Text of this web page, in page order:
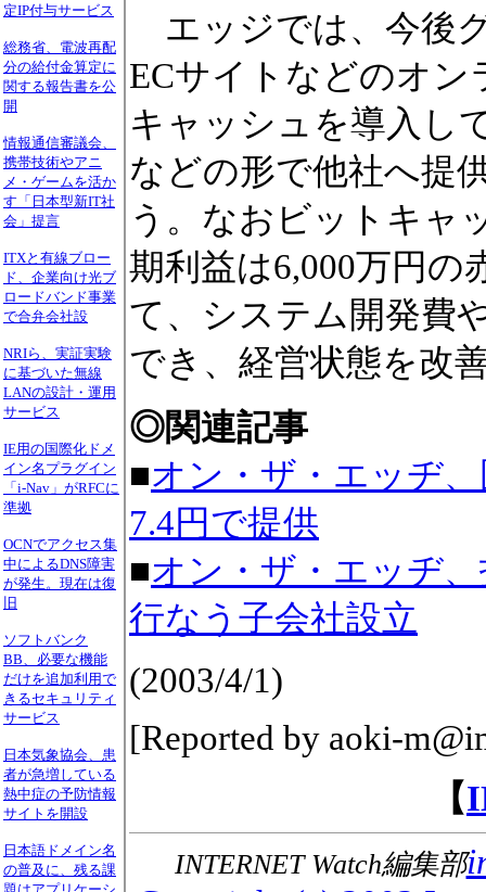
定IP付与サービス
総務省、電波再配
分の給付金算定に
関する報告書を公
開
情報通信審議会、
携帯技術やアニ
メ・ゲームを活か
す「日本型新IT社
会」提言
ITXと有線ブロー
ド、企業向け光ブ
ロードバンド事業
で合弁会社設
NRIら、実証実験
に基づいた無線
LANの設計・運用
サービス
IE用の国際化ドメ
イン名プラグイン
「i-Nav」がRFCに
準拠
OCNでアクセス集
中によるDNS障害
が発生。現在は復
旧
ソフトバンク
BB、必要な機能
だけを追加利用で
きるセキュリティ
サービス
日本気象協会、患
者が急増している
熱中症の予防情報
サイトを開設
日本語ドメイン名
の普及に、残る課
エッジでは、今後
ECサイトなどのオ
キャッシュを導入し
などの形で他社へ提
う。なおビットキャ
期利益は6,000万円の
て、システム開発費
でき、経営状態を改
◎関連記事
■オン・ザ・エッヂ
7.4円で提供
■オン・ザ・エッヂ
行なう子会社設立
(2003/4/1)
[Reported by aoki-
【
INTERNET Watch編集部